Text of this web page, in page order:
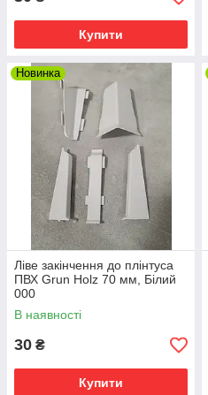
Купити
Новинка
Ліве закінчення до плінтуса
ПВХ Grun Holz 70 мм, Білий
000
В наявності
30 ₴
Купити